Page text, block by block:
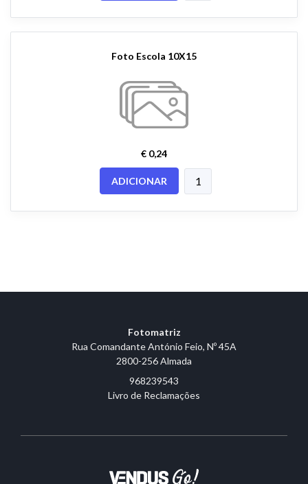
Foto Escola 10X15
€ 0,24
ADICIONAR
Fotomatriz
Rua Comandante António Feio, Nº 45A
2800-256 Almada
968239543
Livro de Reclamações